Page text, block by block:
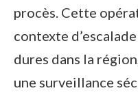
procès. Cette
contexte
dures dans la
une surveillance